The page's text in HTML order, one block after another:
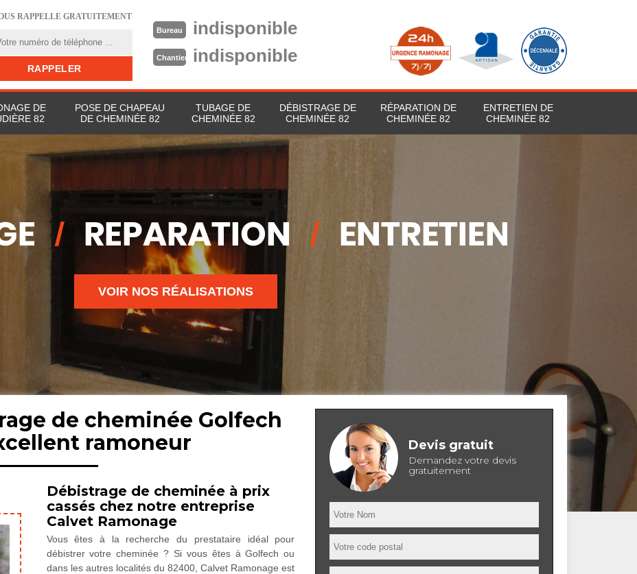
RAPPELLE GRATUITEMENT
Bureau indisponible
Chantier indisponible
DE
82
POSE DE CHAPEAU
DE CHEMINÉE 82
TUBAGE DE
CHEMINÉE 82
DÉBISTRAGE DE
CHEMINÉE 82
RÉPARATION DE
CHEMINÉE 82
ENTRETIEN DE
CHEMINÉE 82
VOIR NOS RÉALISATIONS
de cheminée Golfech
ramoneur
Débistrage de cheminée à prix
cassés chez notre entreprise
Calvet Ramonage
Vous êtes à la recherche du prestataire idéal pour
débistrer votre cheminée ? Si vous êtes à Golfech ou
dans les autres localités du 82400, Calvet Ramonage est
Devis gratuit
Demandez votre devis
gratuitement